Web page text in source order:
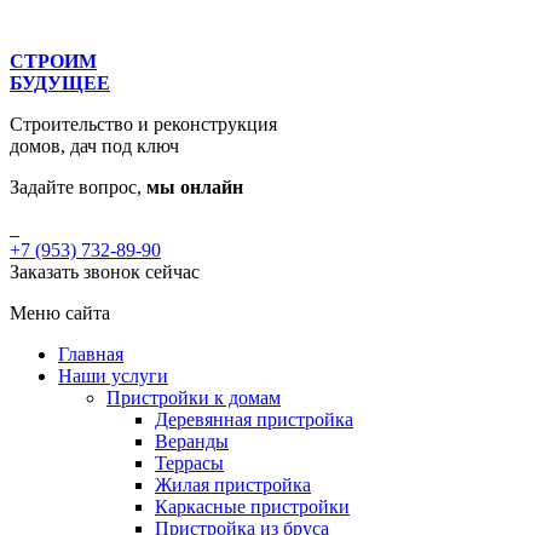
СТРОИМ
БУДУЩЕЕ
Строительство и реконструкция
домов, дач под ключ
Задайте вопрос, мы онлайн
+7 (953) 732-89-90
Заказать звонок сейчас
Меню сайта
Главная
Наши услуги
Пристройки к домам
Деревянная пристройка
Веранды
Террасы
Жилая пристройка
Каркасные пристройки
Пристройка из бруса